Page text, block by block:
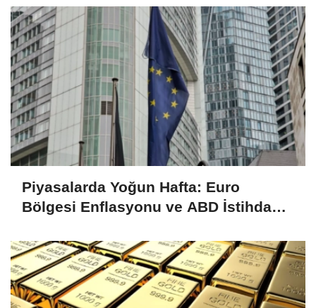
Piyasalarda Yoğun Hafta: Euro
Bölgesi Enflasyonu ve ABD İstihdam